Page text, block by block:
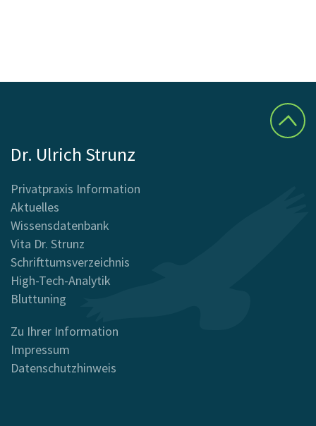
Dr. Ulrich Strunz
Privatpraxis Information
Aktuelles
Wissensdatenbank
Vita Dr. Strunz
Schrifttumsverzeichnis
High-Tech-Analytik
Bluttuning
Zu Ihrer Information
Impressum
Datenschutzhinweis